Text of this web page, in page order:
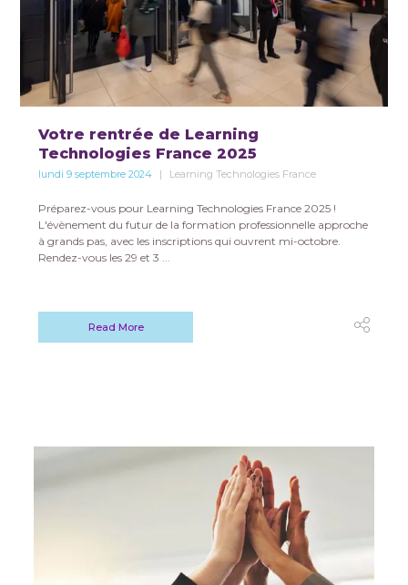
Votre rentrée de Learning
Technologies France 2025
lundi 9 septembre 2024 Learning Technologies France
Préparez-vous pour Learning Technologies France 2025 !
L'évènement du futur de la formation professionnelle approche
à grands pas, avec les inscriptions qui ouvrent mi-octobre.
Rendez-vous les 29 et 3 ...
Read More